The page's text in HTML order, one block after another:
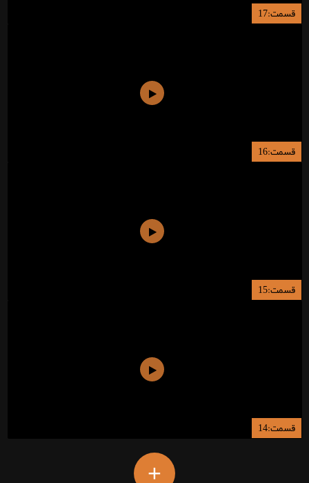
قسمت:17
قسمت:16
قسمت:15
قسمت:14
+